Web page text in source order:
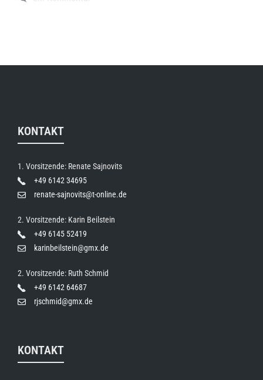
KONTAKT
1. Vorsitzende: Renate Sajnovits
+49 6142 34695
renate-sajnovits@t-online.de
2. Vorsitzende: Karin Beilstein
+49 6145 52419
karinbeilstein@gmx.de
2. Vorsitzende: Ruth Schmid
+49 6142 64687
rjschmid@gmx.de
KONTAKT